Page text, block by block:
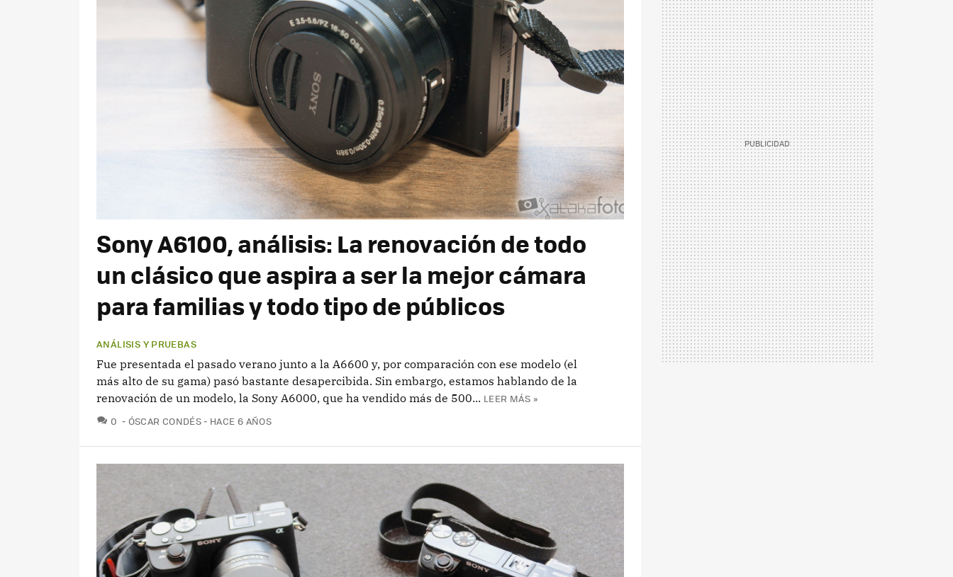
Sony A6100, análisis: La renovación de todo
un clásico que aspira a ser la mejor cámara
para familias y todo tipo de públicos
ANÁLISIS Y PRUEBAS
Fue presentada el pasado verano junto a la A6600 y, por comparación con ese modelo (el
más alto de su gama) pasó bastante desapercibida. Sin embargo, estamos hablando de la
renovación de un modelo, la Sony A6000, que ha vendido más de 500... LEER MÁS »
0 COMENTARIOS
ÓSCAR CONDÉS HACE 6 AÑOS